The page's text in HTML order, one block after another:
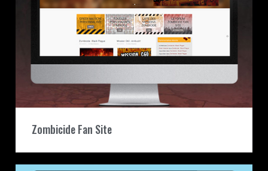
Zombicide Fan Site